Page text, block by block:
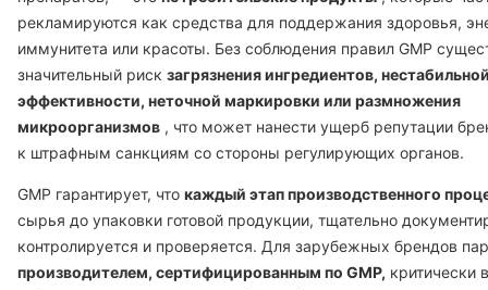
рекламируются как средства для поддержания здоровья,
иммунитета или красоты. Без соблюдения правил GMP
значительный риск загрязнения ингредиентов,
эффективности, неточной маркировки или размножения
микроорганизмов , что может нанести ущерб репутации
к штрафным санкциям со стороны регулирующих органов.
GMP гарантирует, что каждый этап производственного
сырья до упаковки готовой продукции, тщательно
контролируется и проверяется. Для зарубежных брендов
производителем, сертифицированным по GMP, критически